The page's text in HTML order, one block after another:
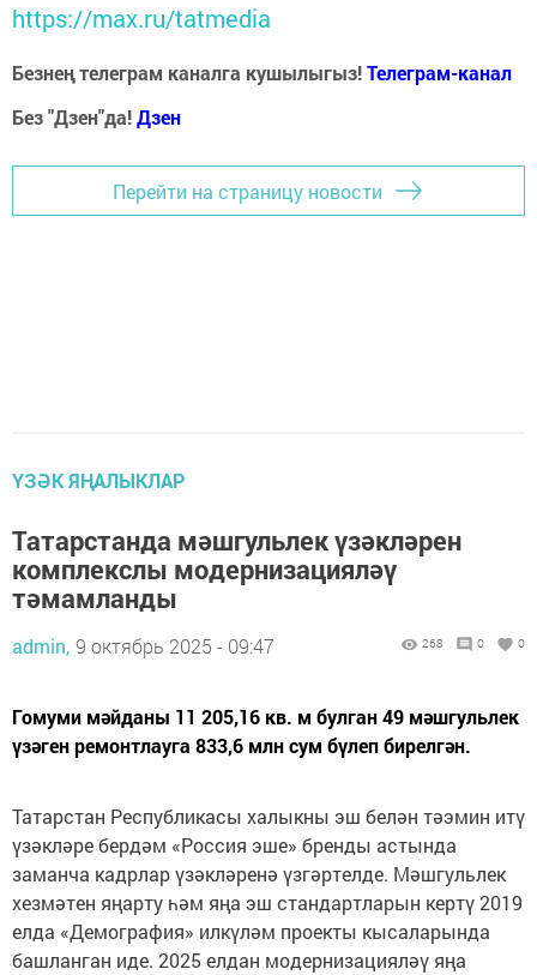
https://max.ru/tatmedia
Безнең телеграм каналга кушылыгыз!Телеграм-канал
Без "Дзен"да!Дзен
Перейти на страницу новости
ҮЗӘК ЯҢАЛЫКЛАР
Татарстанда мәшгульлек үзәкләрен
комплекслы модернизацияләү
тәмамланды
admin, 9 октябрь 2025 - 09:47 268 0 0
Гомуми мәйданы 11 205,16 кв. м булган 49 мәшгульлек
үзәген ремонтлауга 833,6 млн сум бүлеп бирелгән.
Татарстан Республикасы халыкны эш белән тәэмин итү
үзәкләре бердәм «Россия эше» бренды астында
заманча кадрлар үзәкләренә үзгәртелде. Мәшгульлек
хезмәтен яңарту һәм яңа эш стандартларын кертү 2019
елда «Демография» илкүләм проекты кысаларында
башланган иде. 2025 елдан модернизацияләү яңа